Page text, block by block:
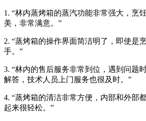
1. “林内蒸烤箱的蒸汽功能非常强大，烹
美，非常满意。”
2. “蒸烤箱的操作界面简洁明了，即使是
手。”
3. “林内的售后服务非常到位，遇到问题
解答，技术人员上门服务也很及时。”
4. “蒸烤箱的清洁非常方便，内部和外部
起来很轻松。”